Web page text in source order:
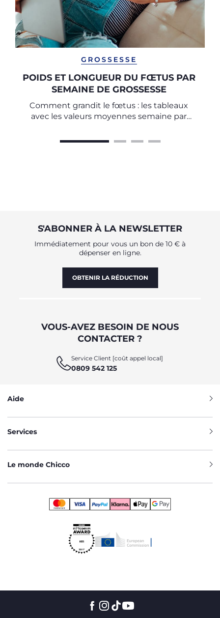
GROSSESSE
POIDS ET LONGUEUR DU FŒTUS PAR
SEMAINE DE GROSSESSE
Comment grandit le fœtus : les tableaux
avec les valeurs moyennes semaine par
S'ABONNER À LA NEWSLETTER
Immédiatement pour vous un bon de 10 € à
dépenser en ligne.
OBTENIR LA RÉDUCTION
VOUS-AVEZ BESOIN DE NOUS
CONTACTER ?
Service Client [coût appel local]
0809 542 125
Aide
Services
Le monde Chicco